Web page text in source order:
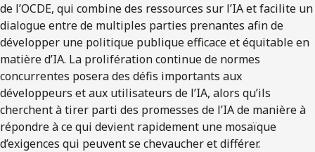
de l’OCDE, qui combine des ressources sur l’IA et facilite un
dialogue entre de multiples parties prenantes afin de
développer une politique publique efficace et équitable en
matière d’IA. La prolifération continue de normes
concurrentes posera des défis importants aux
développeurs et aux utilisateurs de l’IA, alors qu’ils
cherchent à tirer parti des promesses de l’IA de manière à
répondre à ce qui devient rapidement une mosaïque
d’exigences qui peuvent se chevaucher et différer.